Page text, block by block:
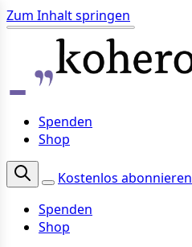
Zum Inhalt springen
Spenden
Shop
Kostenlos abonnieren
Spenden
Shop